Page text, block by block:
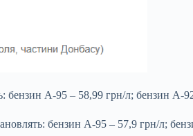
бензин А-95 – 58,99 грн/л; бензин А-
бензин А-95 – 57,9 грн/л;